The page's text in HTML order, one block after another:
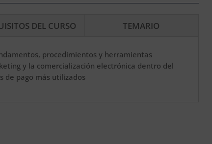
DEL CURSO TEMARIO
procedimientos y herramientas
y la comercialización electrónica dentro del
de pago más utilizados